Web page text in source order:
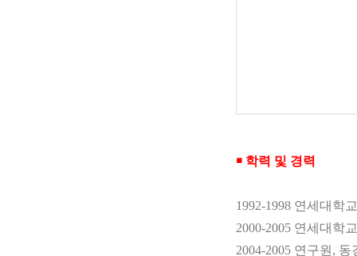
￭ 학력 및 경력
1992-1998 연세대학
2000-2005 연세대학
2004-2005 연구원 , 동